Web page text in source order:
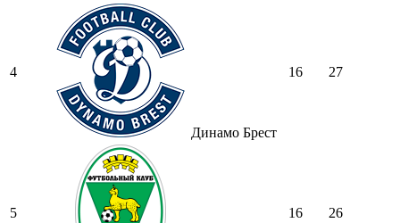
4
Динамо Брест
16 27
5 16 26